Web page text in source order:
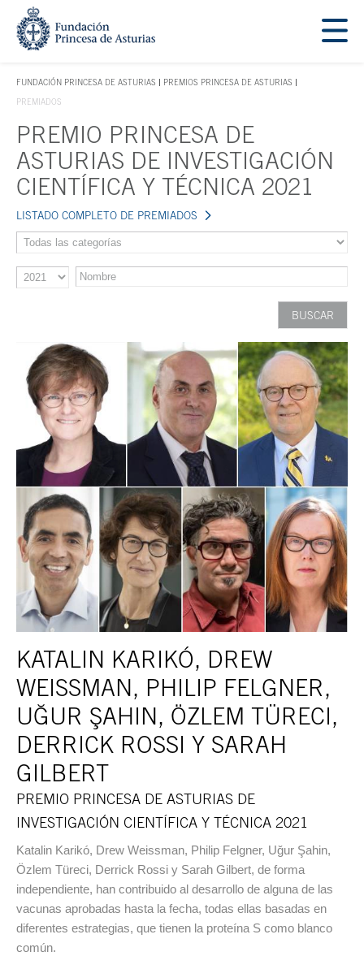
Saltar navegación. Ir directamente al contenido principal
FUNDACIÓN PRINCESA DE ASTURIAS
TECLA DE ACCESO 1
PREMIOS PRINCESA DE ASTURIAS
PREMIADOS
Contenido principal
PREMIO PRINCESA DE
ASTURIAS DE INVESTIGACIÓN
CIENTÍFICA Y TÉCNICA 2021
LISTADO COMPLETO DE PREMIADOS
KATALIN KARIKÓ, DREW
WEISSMAN, PHILIP FELGNER,
UĞUR ŞAHIN, ÖZLEM TÜRECI,
DERRICK ROSSI Y SARAH
GILBERT
PREMIO PRINCESA DE ASTURIAS DE
INVESTIGACIÓN CIENTÍFICA Y TÉCNICA 2021
Katalin Karikó, Drew Weissman, Philip Felgner, Uğur Şahin,
Özlem Türeci, Derrick Rossi y Sarah Gilbert, de forma
independiente, han contribuido al desarrollo de alguna de las
vacunas aprobadas hasta la fecha, todas ellas basadas en
diferentes estrategias, que tienen la proteína S como blanco
común.